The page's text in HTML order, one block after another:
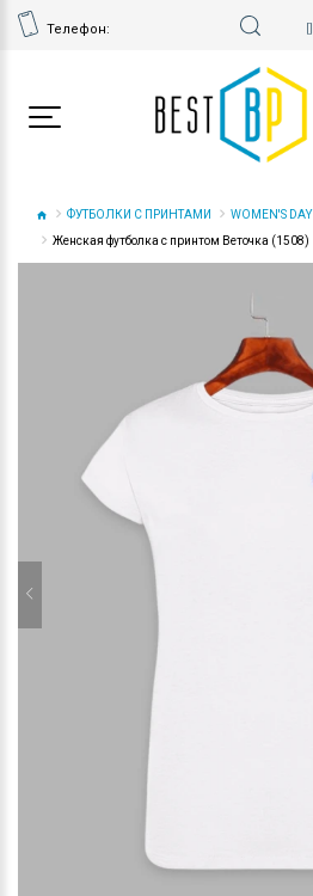
Телефон:
ФУТБОЛКИ С ПРИНТАМИ
WOMEN'S DAY
Женская футболка с принтом Веточка (1508)